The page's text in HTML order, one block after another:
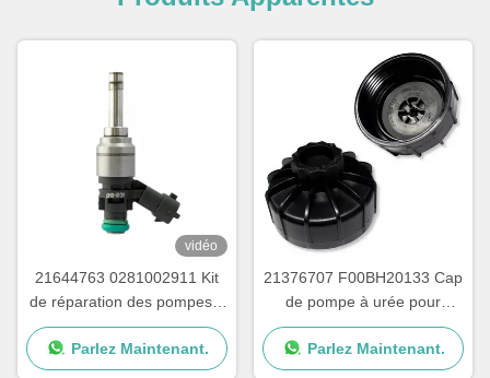
vidéo
21644763 0281002911 Kit
de réparation des pompes à
urée pour camions
Parlez Maintenant.
21376707 F00BH20133 Cap
de pompe à urée pour
pièces de pompes à adblue
Parlez Maintenant.